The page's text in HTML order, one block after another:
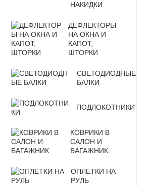
НАКИДКИ
ДЕФЛЕКТОРЫ
НА ОКНА И
КАПОТ,
ШТОРКИ
СВЕТОДИОДНЫЕ
БАЛКИ
ПОДЛОКОТНИКИ
КОВРИКИ В
САЛОН И
БАГАЖНИК
ОПЛЕТКИ НА
РУЛЬ